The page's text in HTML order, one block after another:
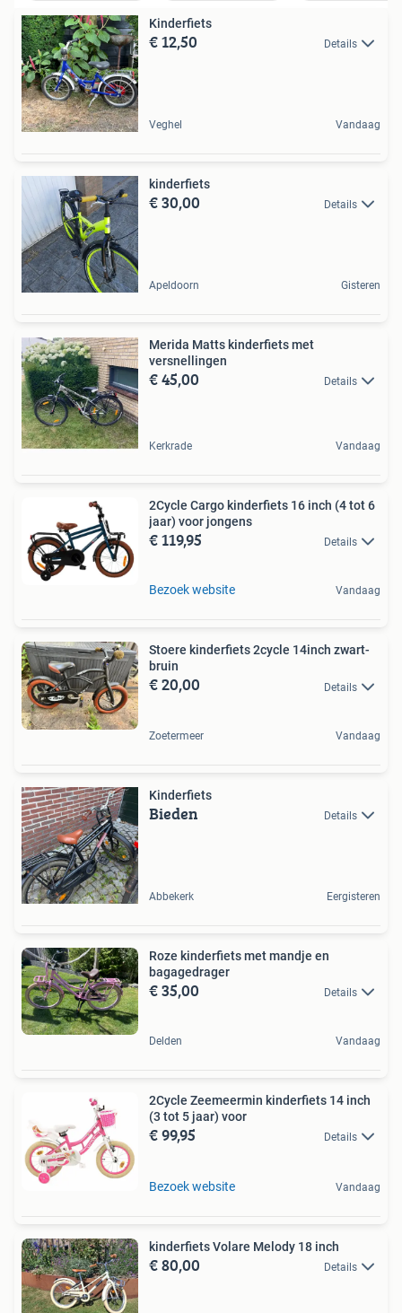
Kinderfiets
€ 12,50 Details
Veghel Vandaag
kinderfiets
€ 30,00 Details
Apeldoorn Gisteren
Merida Matts kinderfiets met
versnellingen
€ 45,00 Details
Kerkrade Vandaag
2Cycle Cargo kinderfiets 16 inch (4 tot 6
jaar) voor jongens
€ 119,95 Details
Bezoek website Vandaag
Stoere kinderfiets 2cycle 14inch zwart-
bruin
€ 20,00 Details
Zoetermeer Vandaag
Kinderfiets
Bieden Details
Abbekerk Eergisteren
Roze kinderfiets met mandje en
bagagedrager
€ 35,00 Details
Delden Vandaag
2Cycle Zeemeermin kinderfiets 14 inch
(3 tot 5 jaar) voor
€ 99,95 Details
Bezoek website Vandaag
kinderfiets Volare Melody 18 inch
€ 80,00 Details